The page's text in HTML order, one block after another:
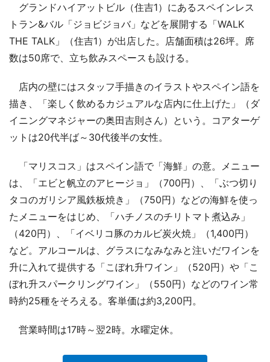
グランドハイアットビル（住吉1）にあるスペインレス
トラン&バル「ジョビジョバ」などを展開する「WALK
THE TALK」（住吉1）が出店した。店舗面積は26坪。席
数は50席で、立ち飲みスペースも設ける。
店内の壁にはスタッフ手描きのイラストやスペイン語を
描き、「楽しく飲めるカジュアルな店内に仕上げた」（ダ
イニングマネジャーの奥田吉則さん）という。コアターゲ
ットは20代半ば～30代後半の女性。
「マリスコス」はスペイン語で「海鮮」の意。メニュー
は、「エビと帆立のアヒージョ」（700円）、「ぶつ切り
タコのガリシア風鉄板焼き」（750円）などの海鮮を使っ
たメニューをはじめ、「ハチノスのチリトマト煮込み」
（420円）、「イベリコ豚のカルビ炭火焼」（1,400円）
など。アルコールは、グラスになみなみと注いだワインを
升に入れて提供する「こぼれ升ワイン」（520円）や「こ
ぼれ升スパークリングワイン」（550円）などのワイン常
時約25種をそろえる。客単価は約3,200円。
営業時間は17時～翌2時。水曜定休。